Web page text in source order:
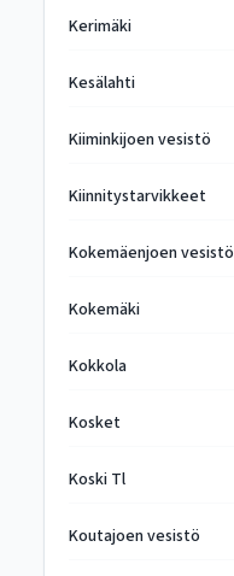
Kerimäki
Kesälahti
Kiiminkijoen vesistö
Kiinnitystarvikkeet
Kokemäenjoen vesistö
Kokemäki
Kokkola
Kosket
Koski Tl
Koutajoen vesistö